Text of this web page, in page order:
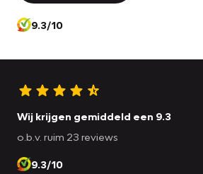
9.3/10
Wij krijgen gemiddeld een 9.3
o.b.v. ruim 23 reviews
9.3/10